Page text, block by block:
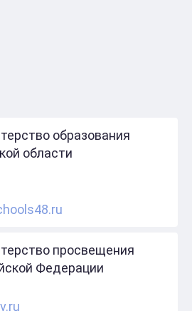
образования
области
просвещения
Федерации